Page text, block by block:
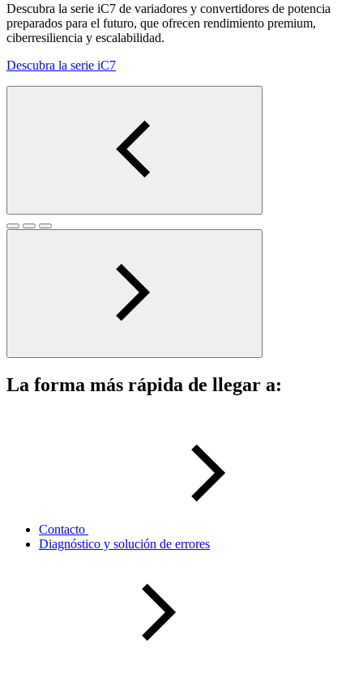
Descubra la serie iC7 de variadores y convertidores de potencia
preparados para el futuro, que ofrecen rendimiento premium,
ciberresiliencia y escalabilidad.
Descubra la serie iC7
La forma más rápida de llegar a:
Contacto
Diagnóstico y solución de errores